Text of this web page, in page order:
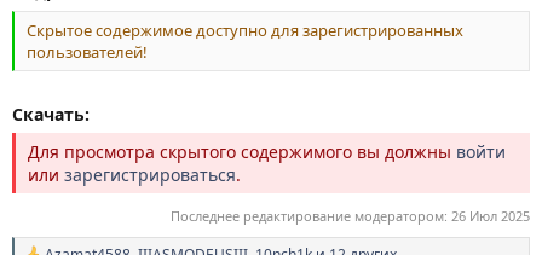
Скрытое содержимое доступно для зарегистрированных
пользователей!
Скачать:
Для просмотра скрытого содержимого вы должны войти
или зарегистрироваться.
Последнее редактирование модератором: 26 Июл 2025